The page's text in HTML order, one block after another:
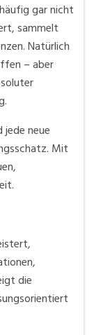
gar nicht
sammelt
Natürlich
– aber
jede neue
Mit
die